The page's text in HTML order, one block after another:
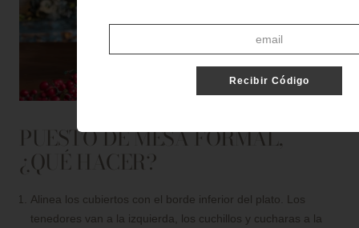
PUESTO DE MESA FORMAL,
¿QUÉ HACER?
Alinea los cubiertos con el borde inferior del plato. Los
tenedores van a la izquierda, los cuchillos y cucharas a la
Recibir Código